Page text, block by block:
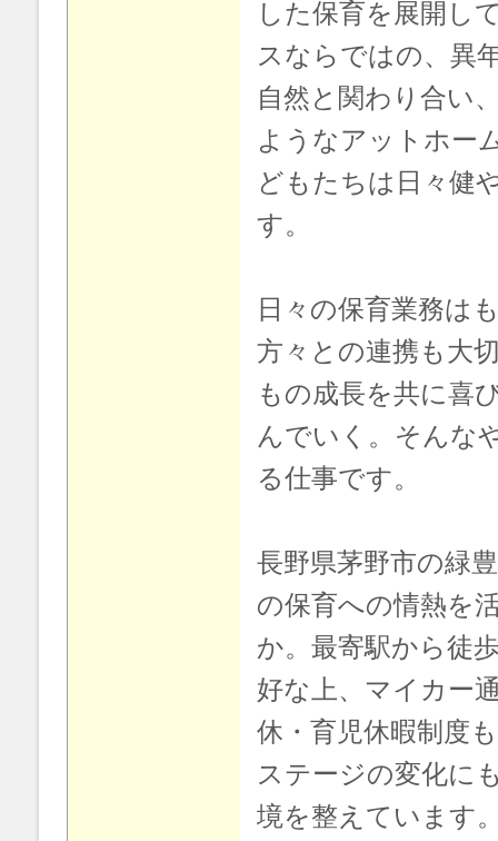
した保育を展開し
スならではの、異
自然と関わり合い
ようなアットホー
どもたちは日々健
す。
日々の保育業務は
方々との連携も大
もの成長を共に喜
んでいく。そんな
る仕事です。
長野県茅野市の緑
の保育への情熱を
か。最寄駅から徒
好な上、マイカー
休・育児休暇制度
ステージの変化に
境を整えています